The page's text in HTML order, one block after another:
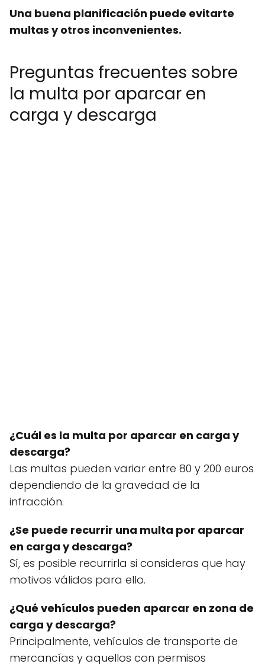
Una buena planificación puede evitarte
multas y otros inconvenientes.
Preguntas frecuentes sobre
la multa por aparcar en
carga y descarga
¿Cuál es la multa por aparcar en carga y
descarga?
Las multas pueden variar entre 80 y 200 euros
dependiendo de la gravedad de la
infracción.
¿Se puede recurrir una multa por aparcar
en carga y descarga?
Sí, es posible recurrirla si consideras que hay
motivos válidos para ello.
¿Qué vehículos pueden aparcar en zona de
carga y descarga?
Principalmente, vehículos de transporte de
mercancías y aquellos con permisos